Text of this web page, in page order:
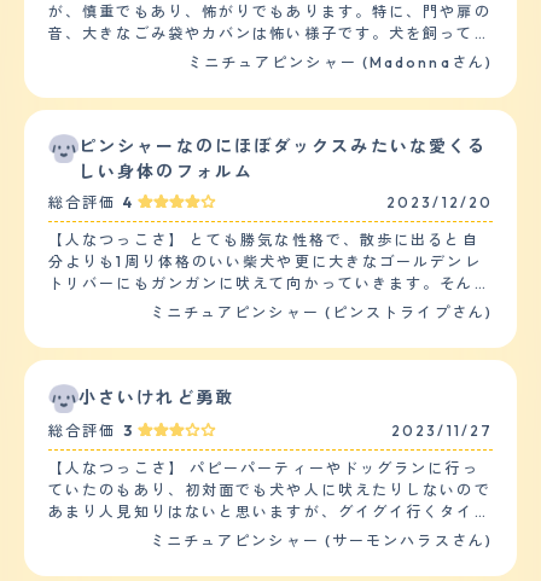
が、慎重でもあり、怖がりでもあります。特に、門や扉の
音、大きなごみ袋やカバンは怖い様子です。犬を飼ってい
る人には人懐っこいですが、犬を飼っていない人にはなか
い人は特に怖がります。又、子供は基本的には嫌がりま
ペットととの相性はよく、大きい犬、小さい犬関係なくど
のペットともよく遊びます。特に、大きい犬との相性がよ
ますが、一人で家でお留守番してるときは、特にいたずら
したりせず、静かに過ごすことができます。家に誰かがい
る場合は、遊んでほしくあらゆるおもちゃ(ぬいぐるみ)を
持ってきてみたり、近くに来ては手で私もしくは夫の腕を
叩いてみたりと落ち着きなくあらゆる形でアピールしてい
座りからこちらがO.Kサインを出すまで食べないようにし
つけをしています。散歩の際は、犬の公園内でおもちゃ
(ボールや木の)を投げて取りに行ったら持ってくる、そし
て、こちら側に渡すという訓練を常にしています。 散歩
の回数は2回、1時間ほどです。他の犬と犬の公園で遊ばせ
たり、散歩をしています。我が家は庭があり、又、山が近
いので庭で遊ばせたり、山に散歩に行ったりもしているの
で運動量は1日、多い方になります。 【お手入れ】 毛の長
さは短いです。シャンプーは月1でしています。ブラッシ
割りと多くいです。短いので目立ちませんが、犬のクッシ
ミニチュアピンシャー (Madonnaさん)
ピンシャーなのにほぼダックスみたいな愛くる
しい身体のフォルム
総合評価 4 2023/12/20
【人なつっこさ】 とても勝気な性格で、散歩に出ると自
分よりも1周り体格のいい柴犬や更に大きなゴールデンレ
トリバーにもガンガンに吠えて向かっていきます。そんな
豪快な部分は家にいる時でも仕草の節々に随所に見られ、
動している事が多いのですが、突然段ボールハウスの上に
る事もしばしば。 一方で平常心モードの時は非常に人懐
っこく、身体を撫でてあげると幸せそうなまったり顔で身
を預けてくるのでそんなギャップにいつも心を射抜かれて
ん。（笑） 夜中に急に吠え出したりすることもあるの
で、多分自分の中での何かスイッチが入ってしまうと一気
に闘争モードになるのだと思います。特に散歩中に遭った
事のない他の飼い犬にあった時はそれはもう大変で、何回
ミニチュアピンシャー (ピンストライプさん)
小さいけれど勇敢
総合評価 3 2023/11/27
【人なつっこさ】 パピーパーティーやドッグランに行っ
ていたのもあり、初対面でも犬や人に吠えたりしないので
あまり人見知りはないと思いますが、グイグイ行くタイプ
ではないです。 散歩中も、すれ違いざまに吠えてくる犬
ようで、ドッグランでしつこくクンクン嗅がれていると、
ミニチュアピンシャー (サーモンハラスさん)